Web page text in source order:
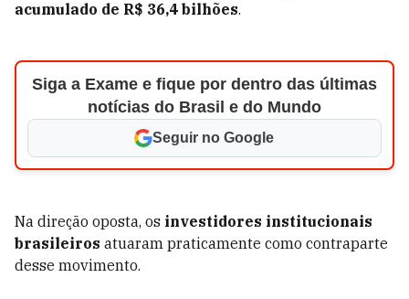
acumulado de R$ 36,4 bilhões.
Siga a Exame e fique por dentro das últimas
notícias do Brasil e do Mundo
Seguir no Google
Na direção oposta, os investidores institucionais
brasileiros atuaram praticamente como contraparte
desse movimento.